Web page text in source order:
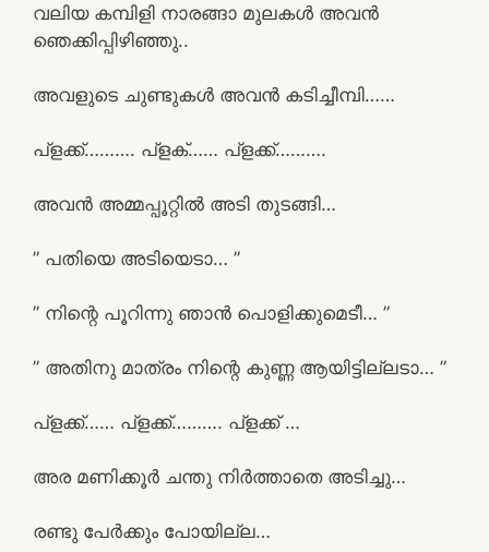
വലിയ കമ്പിളി നാരങ്ങാ മുലകൾ അവൻ
ഞെക്കിപ്പിഴിഞ്ഞു..
അവളുടെ ചുണ്ടുകൾ അവൻ കടിച്ചീമ്പി……
പ്ളക്ക്………. പ്ളക്…… പ്ളക്ക്……….
അവൻ അമ്മപ്പൂറ്റിൽ അടി തുടങ്ങി…
” പതിയെ അടിയെടാ… ”
” നിന്റെ പൂറിന്നു ഞാൻ പൊളിക്കുമെടീ… ”
” അതിനു മാത്രം നിന്റെ കുണ്ണ ആയിട്ടില്ലടാ… ”
പ്ളക്ക്…… പ്ളക്ക്………. പ്ളക്ക് …
അര മണിക്കൂർ ചന്തു നിർത്താതെ അടിച്ചു…
രണ്ടു പേർക്കും പോയില്ല…